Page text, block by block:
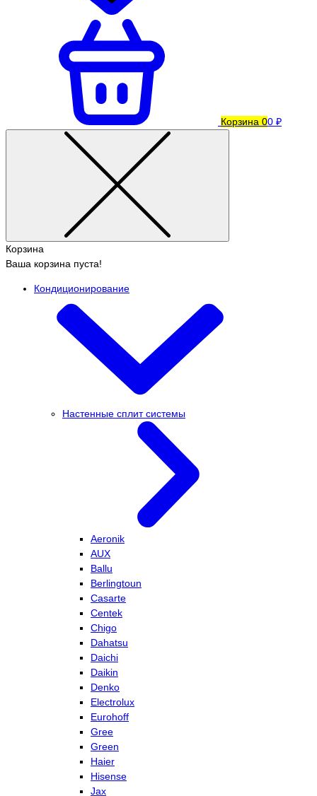
Корзина 00 ₽
Корзина
Ваша корзина пуста!
Кондиционирование
Настенные сплит системы
Aeronik
AUX
Ballu
Berlingtoun
Casarte
Centek
Chigo
Dahatsu
Daichi
Daikin
Denko
Electrolux
Eurohoff
Gree
Green
Haier
Hisense
Jax